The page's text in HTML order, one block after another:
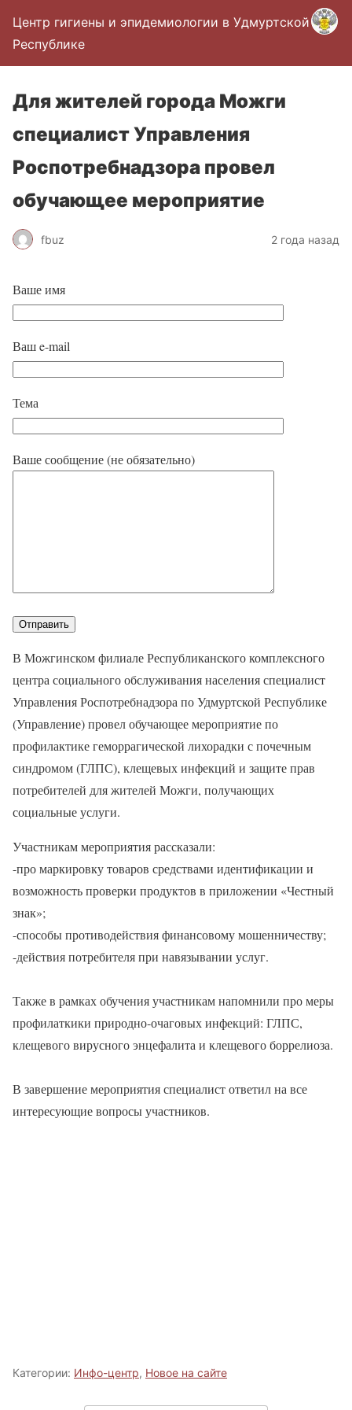
Центр гигиены и эпидемиологии в Удмуртской
Республике
Для жителей города Можги
специалист Управления
Роспотребнадзора провел
обучающее мероприятие
fbuz 2 года назад
Ваше имя
Ваш e-mail
Тема
Ваше сообщение (не обязательно)
В Можгинском филиале Республиканского комплексного
центра социального обслуживания населения специалист
Управления Роспотребнадзора по Удмуртской Республике
(Управление) провел обучающее мероприятие по
профилактике геморрагической лихорадки с почечным
синдромом (ГЛПС), клещевых инфекций и защите прав
потребителей для жителей Можги, получающих
социальные услуги.
Участникам мероприятия рассказали:
-про маркировку товаров средствами идентификации и
возможность проверки продуктов в приложении «Честный
знак»;
-способы противодействия финансовому мошенничеству;
-действия потребителя при навязывании услуг.
Также в рамках обучения участникам напомнили про меры
профилаткики природно-очаговых инфекций: ГЛПС,
клещевого вирусного энцефалита и клещевого боррелиоза.
В завершение мероприятия специалист ответил на все
интересующие вопросы участников.
Категории: Инфо-центр, Новое на сайте